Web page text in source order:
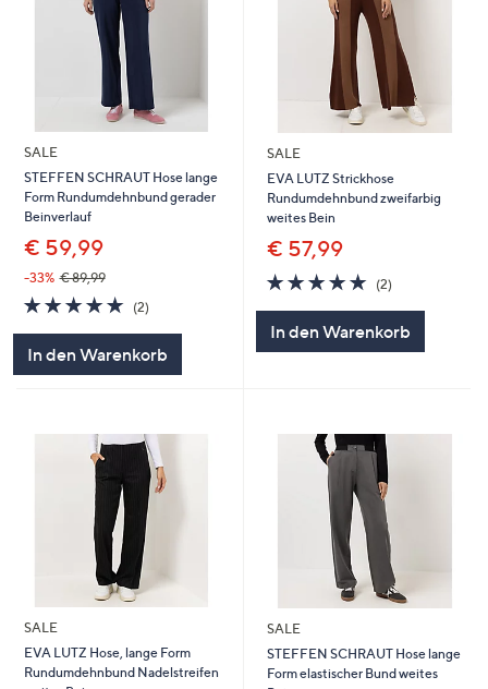
SALE
STEFFEN SCHRAUT Hose lange
Form Rundumdehnbund gerader
Beinverlauf
€ 59,99
-33% € 89,99
5.0
von
(2)2
In den Warenkorb
SALE
EVA LUTZ Strickhose
Rundumdehnbund zweifarbig
weites Bein
€ 57,99
5.0
von
(2)2
In den Warenkorb
SALE
EVA LUTZ Hose, lange Form
Rundumdehnbund Nadelstreifen
SALE
STEFFEN SCHRAUT Hose lange
Form elastischer Bund weites